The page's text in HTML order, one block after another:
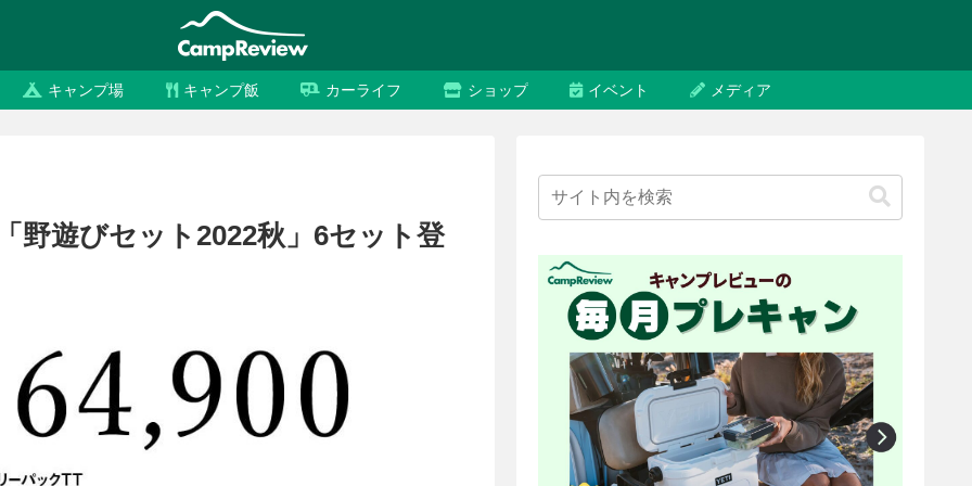
キャンプ場 キャンプ飯 カーライフ ショップ イベント メディア
野遊びセット2022秋」6セット登